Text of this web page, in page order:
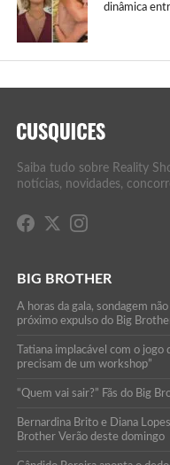
dinâmica
Saiba tudo sobre Reality
notícias, novidades,
BIG BROTHER
A horas da gala, sondagem
próximo expulso do Big
Tatiana implacável com o
precisam de um workshop”
“Quem vai sair?” Fãs do Big
Bernardina Brito e Diana
Brother Verão deste domingo